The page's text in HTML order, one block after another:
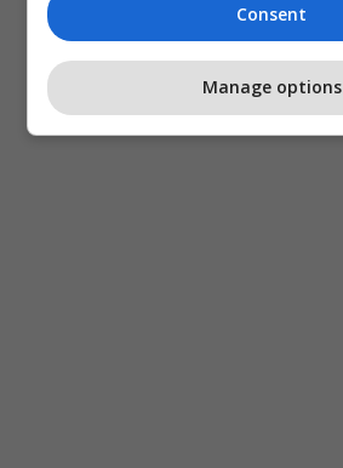
Consent
Manage options